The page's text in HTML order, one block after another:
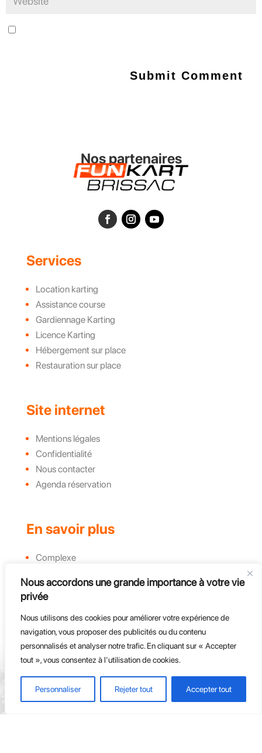
Nous accordons une grande importance à votre vie
privée
Nous utilisons des cookies pour améliorer votre expérience de
navigation, vous proposer des publicités ou du contenu
personnalisés et analyser notre trafic. En cliquant sur « Accepter
tout », vous consentez à l'utilisation de cookies.
Personnaliser Rejeter tout Accepter tout
Nos partenaires
Services
Location karting
Assistance course
Gardiennage Karting
Licence Karting
Hébergement sur place
Restauration sur place
Site internet
Mentions légales
Confidentialité
Nous contacter
Agenda réservation
En savoir plus
Complexe
Challenges
Groupe, CE et Entreprises
Course d'endurance